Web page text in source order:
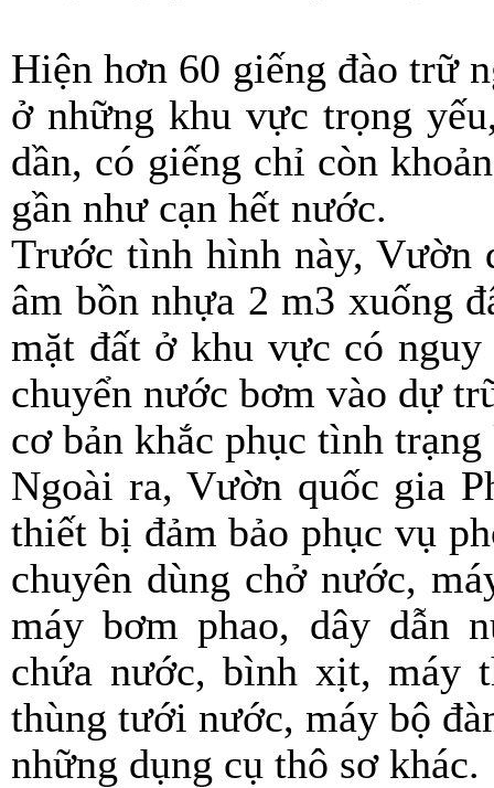
Hiện hơn 60 giếng đào trữ
ở những khu vực trọng
dần, có giếng chỉ còn
gần như cạn hết nước.
Trước tình hình này, Vườn
âm bồn nhựa 2 m3 xuống
mặt đất ở khu vực có
chuyển nước bơm vào dự
cơ bản khắc phục tình
Ngoài ra, Vườn quốc gia
thiết bị đảm bảo phục vụ
chuyên dùng chở nước,
máy bơm phao, dây dẫn
chứa nước, bình xịt, máy
thùng tưới nước, máy bộ
những dụng cụ thô sơ khác.